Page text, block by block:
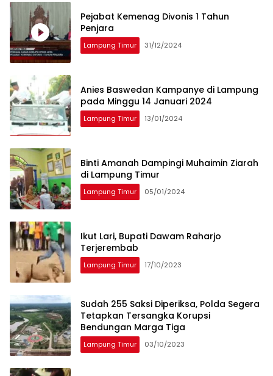
Pejabat Kemenag Divonis 1 Tahun
Penjara
Lampung Timur 31/12/2024
Anies Baswedan Kampanye di Lampung
pada Minggu 14 Januari 2024
Lampung Timur 13/01/2024
Binti Amanah Dampingi Muhaimin Ziarah
di Lampung Timur
Lampung Timur 05/01/2024
Ikut Lari, Bupati Dawam Raharjo
Terjerembab
Lampung Timur 17/10/2023
Sudah 255 Saksi Diperiksa, Polda Segera
Tetapkan Tersangka Korupsi
Bendungan Marga Tiga
Lampung Timur 03/10/2023